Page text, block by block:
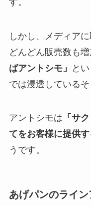
しかし、メディア
どんどん販売数も
ばアントシモ」
と
では浸透しているそ
アントシモは 「サ
てをお客様に提供す
うです。
あげパンのライ